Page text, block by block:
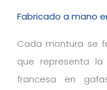
Fabricado a mano
Cada montura se
que representa
francesa en